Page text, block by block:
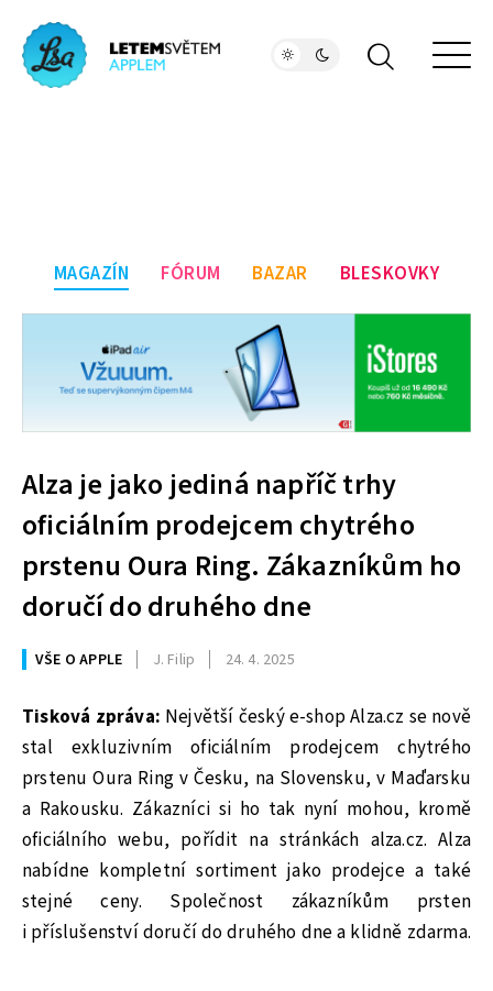
MAGAZÍN FÓRUM BAZAR BLESKOVKY
Alza je jako jediná napříč trhy
oficiálním prodejcem chytrého
prstenu Oura Ring. Zákazníkům ho
doručí do druhého dne
VŠE O APPLE J. Filip 24. 4. 2025
Tisková zpráva: Největší český e-shop Alza.cz se nově
stal exkluzivním oficiálním prodejcem chytrého
prstenu Oura Ring v Česku, na Slovensku, v Maďarsku
a Rakousku. Zákazníci si ho tak nyní mohou, kromě
oficiálního webu, pořídit na stránkách alza.cz. Alza
nabídne kompletní sortiment jako prodejce a také
stejné ceny. Společnost zákazníkům prsten
i příslušenství doručí do druhého dne a klidně zdarma.